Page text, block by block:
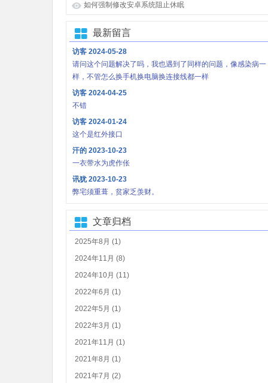
如何强制修改安卓系统阻止休眠
最新留言
访客2024-05-28
请问这个问题解决了吗，我也遇到了同样的问题，像感染病一
样，不管怎么换手机换电脑换连接线都一样
访客2024-04-25
不错
访客2024-01-24
这个是红外接口
汗的2023-10-23
一衣带水为虎作伥
讯犹2023-10-23
弊宅须重葺，贫家乏羡财。
文章归档
2025年8月 (1)
2024年11月 (8)
2024年10月 (11)
2022年6月 (1)
2022年5月 (1)
2022年3月 (1)
2021年11月 (1)
2021年8月 (1)
2021年7月 (2)